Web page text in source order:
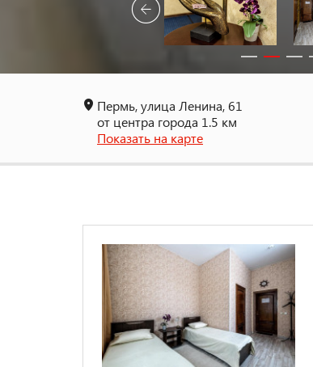
Пермь, улица Ленина, 61
от центра города 1.5 км
Показать на карте